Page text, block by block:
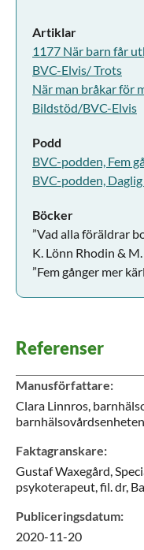
Artiklar
1177 När barn får
BVC-Elvis/ Trots
När man bråkar för
Bildstöd/BVC-Elvis
Podd
BVC-podden, Fem
BVC-podden,
Böcker
”Vad alla föräldrar
K. Lönn Rhodin &
”Fem gånger mer
Referenser
Manusförfattare:
Clara Linnros,
Faktagranskare:
GustafWaxegård,
psykoterapeut, fil. dr,
Publiceringsdatum:
2020-11-20